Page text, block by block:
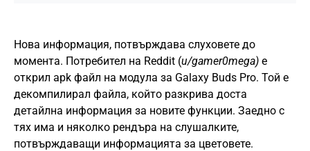
Нова информация, потвърждава слуховете до
момента. Потребител на Reddit (u/gamer0mega) е
открил apk файл на модула за Galaxy Buds Pro. Той е
декомпилирал файла, който разкрива доста
детайлна информация за новите функции. Заедно с
тях има и няколко рендъра на слушалките,
потвърждаващи информацията за цветовете.